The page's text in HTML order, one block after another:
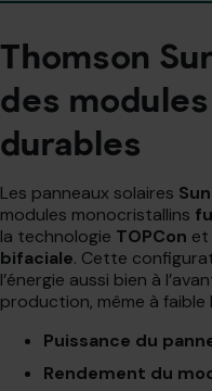
Thomson
des
durables
Les panneaux solaires
modules monocristallins
la technologie TOPCon et
bifaciale. Cette
l’énergie aussi bien à
production, même à faible
Puissance du
Rendement du